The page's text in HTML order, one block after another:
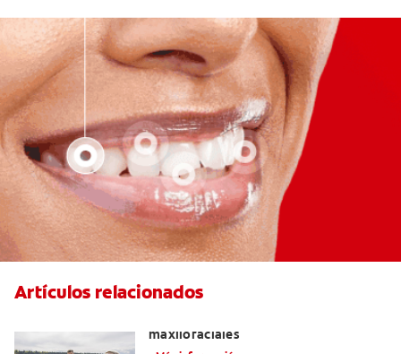
Artículos relacionados
maxilofaciales